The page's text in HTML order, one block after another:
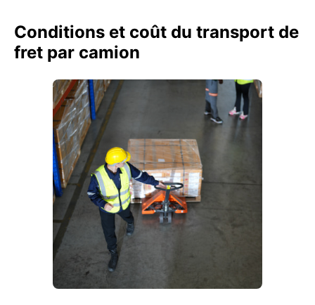
Conditions et coût du transport de
fret par camion